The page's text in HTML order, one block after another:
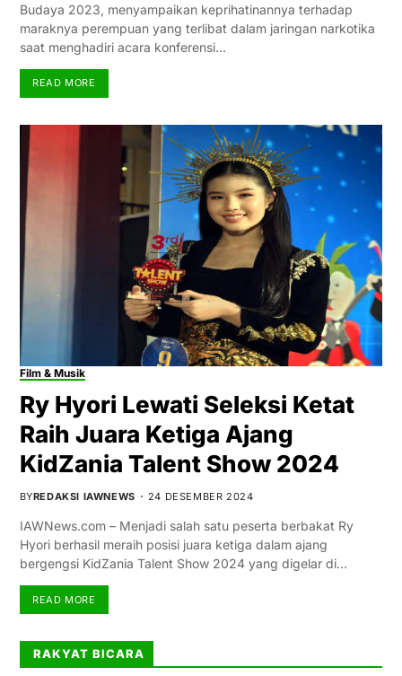
Budaya 2023, menyampaikan keprihatinannya terhadap
maraknya perempuan yang terlibat dalam jaringan narkotika
saat menghadiri acara konferensi…
READ MORE
Film & Musik
Ry Hyori Lewati Seleksi Ketat
Raih Juara Ketiga Ajang
KidZania Talent Show 2024
BYREDAKSI IAWNEWS 24 DESEMBER 2024
IAWNews.com – Menjadi salah satu peserta berbakat Ry
Hyori berhasil meraih posisi juara ketiga dalam ajang
bergengsi KidZania Talent Show 2024 yang digelar di…
READ MORE
RAKYAT BICARA